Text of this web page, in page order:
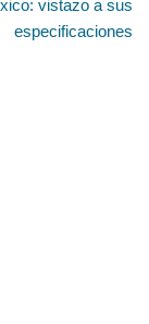
vistazo a sus
especificaciones